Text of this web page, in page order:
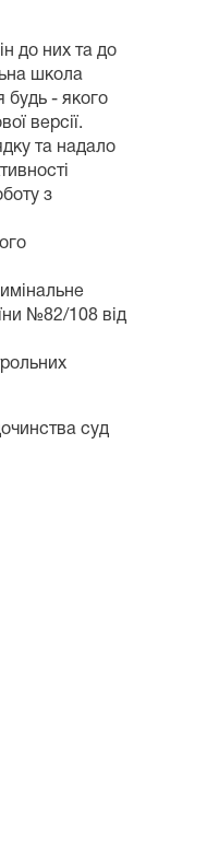
до них та до
школа
будь - якого
версії.
та надало
з
№82/108 від
суд